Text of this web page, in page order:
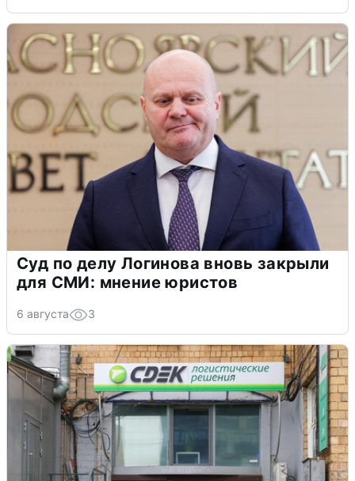
Суд по делу Логинова вновь закрыли
для СМИ: мнение юристов
6 августа 3